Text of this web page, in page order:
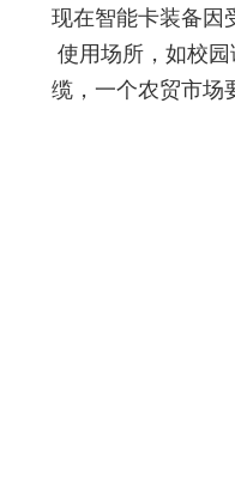
现在智能卡装备因
使用场所，如校
缆，一个农贸市场